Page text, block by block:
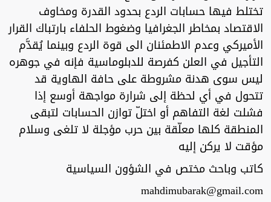
تختلط فيها حسابات الردع بحدود القدرة ومخاوف
الاقتصاد بمخاطر الجغرافيا وضغوط الحلفاء بارتباك القرار
الأميركي وعدم الاطمئنان الى قوة الردع وبينما يُقدَّم
التأجيل في العلن كفرصة للدبلوماسية فإنه في جوهره
ليس سوى هدنة مشروطة على حافة الهاوية قد
تتحول في أي لحظة إلى شرارة مواجهة أوسع إذا
فشلت لغة التفاهم أو اختلّ توازن الحسابات لتبقى
المنطقة كلها معلّقة بين حرب مؤجلة لا تلغى وسلام
مؤقت لا يركن إليه
كاتب وباحث مختص في الشؤون السياسية
mahdimubarak@gmail.com